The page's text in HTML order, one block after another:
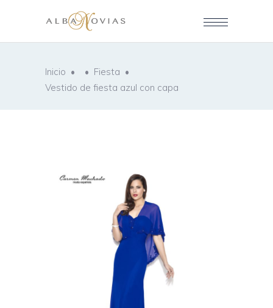
Inicio • • Fiesta •
Vestido de fiesta azul con capa